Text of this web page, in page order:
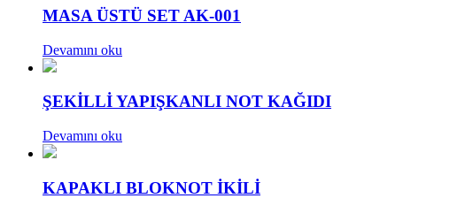
MASA ÜSTÜ SET AK-001
Devamını oku
ŞEKİLLİ YAPIŞKANLI NOT KAĞIDI
Devamını oku
KAPAKLI BLOKNOT İKİLİ